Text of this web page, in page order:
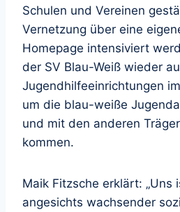
Schulen und Vereinen
Vernetzung über eine
Homepage intensiviert
der SV Blau-Weiß wieder
Jugendhilfeeinrichtungen
um die blau-weiße
und mit den anderen
kommen.
Maik Fitzsche erklärt: „Uns
angesichts wachsender